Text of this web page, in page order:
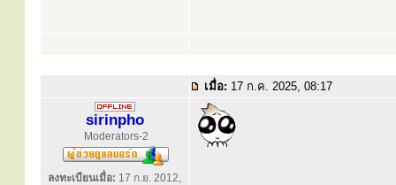
เมื่อ: 17 ก.ค. 2025, 08:17
sirinpho
Moderators-2
ลงทะเบียนเมื่อ: 17 ก.ย. 2012,